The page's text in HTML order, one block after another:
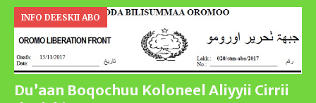
Du’aan Boqochuu Koloneel Aliyyii Cirrii
INFO DEESKII ABO